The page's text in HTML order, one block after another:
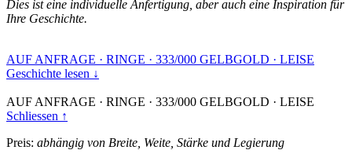
Dies ist eine individuelle Anfertigung, aber auch eine Inspiration für
Ihre Geschichte.
AUF ANFRAGE · RINGE · 333/000 GELBGOLD · LEISE
Geschichte lesen ↓
AUF ANFRAGE · RINGE · 333/000 GELBGOLD · LEISE
Schliessen ↑
Preis: abhängig von Breite, Weite, Stärke und Legierung